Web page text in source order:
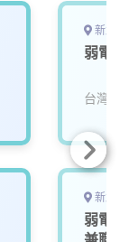
新北
弱電
台灣寶
新北
弱電